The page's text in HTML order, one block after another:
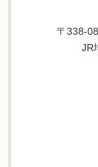
〒338-
JR